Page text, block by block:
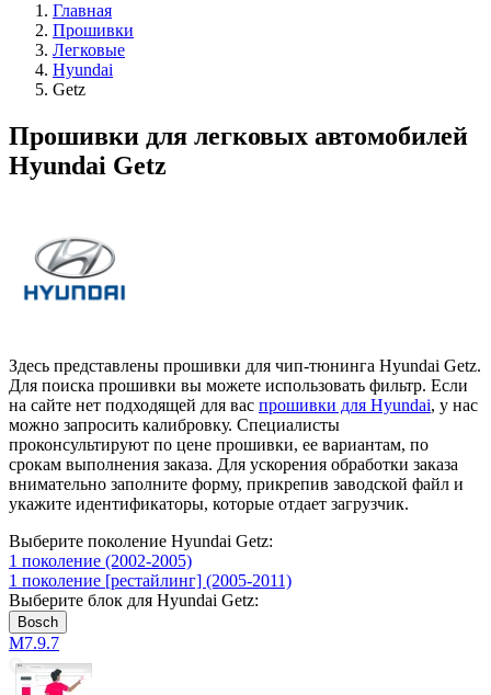
Главная
Прошивки
Легковые
Hyundai
Getz
Прошивки для легковых автомобилей
Hyundai Getz
Здесь представлены прошивки для чип-тюнинга Hyundai Getz.
Для поиска прошивки вы можете использовать фильтр. Если
на сайте нет подходящей для вас прошивки для Hyundai, у нас
можно запросить калибровку. Специалисты
проконсультируют по цене прошивки, ее вариантам, по
срокам выполнения заказа. Для ускорения обработки заказа
внимательно заполните форму, прикрепив заводской файл и
укажите идентификаторы, которые отдает загрузчик.
Выберите поколение Hyundai Getz:
1 поколение (2002-2005)
1 поколение [рестайлинг] (2005-2011)
Выберите блок для Hyundai Getz:
Bosch
M7.9.7